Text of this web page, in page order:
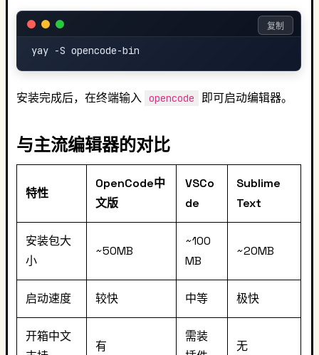
复制
安装完成后，在终端输入 opencode 即可启动编辑器。
与主流编辑器的对比
特性
OpenCode中
文版
VSCo
de
Sublime
Text
安装包大
小
~50MB
~100
MB
~20MB
启动速度 较快 中等 极快
开箱中文
有
需装
无